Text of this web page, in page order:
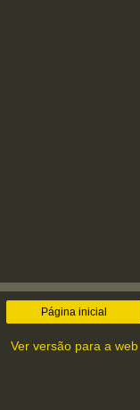
Página inicial
Ver versão para a web